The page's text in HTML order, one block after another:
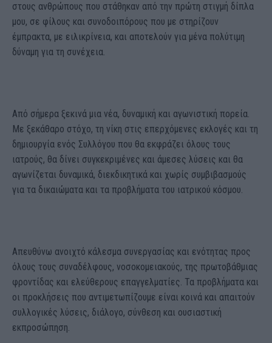
στους ανθρώπους που στάθηκαν από την πρώτη στιγμή δίπλα
μου, σε φίλους και συνοδοιπόρους που με στηρίζουν
έμπρακτα, με ειλικρίνεια, και αποτελούν για μένα πολύτιμη
δύναμη για τη συνέχεια.
Από σήμερα ξεκινά μια νέα, δυναμική και αγωνιστική πορεία.
Με ξεκάθαρο στόχο, τη νίκη στις επερχόμενες εκλογές και τη
δημιουργία ενός Συλλόγου που θα εκφράζει όλους τους
ιατρούς, θα δίνει συγκεκριμένες και άμεσες λύσεις και θα
αγωνίζεται δυναμικά, διεκδικητικά και χωρίς συμβιβασμούς
για τα δικαιώματα και τα προβλήματα του ιατρικού κόσμου.
Απευθύνω ανοιχτό κάλεσμα συνεργασίας και ενότητας προς
όλους τους συναδέλφους, νοσοκομειακούς, της πρωτοβάθμιας
φροντίδας και ελεύθερους επαγγελματίες. Τα προβλήματα και
οι προκλήσεις που αντιμετωπίζουμε είναι κοινά και απαιτούν
συλλογικές λύσεις, διάλογο, σύνθεση και ουσιαστική
εκπροσώπηση.